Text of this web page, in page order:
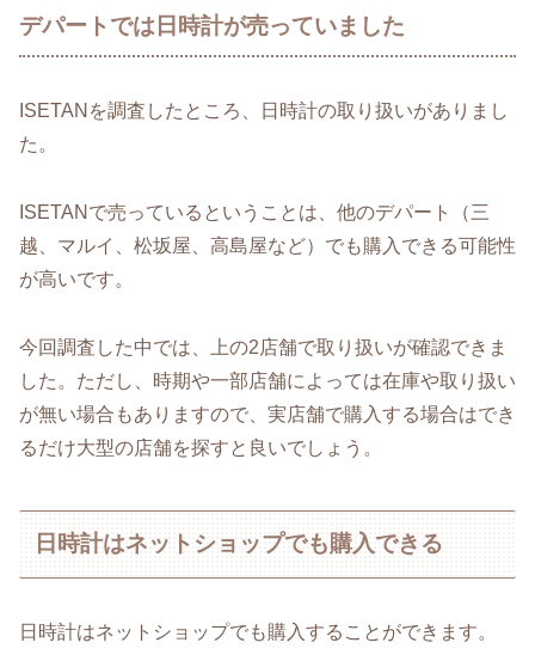
デパートでは日時計が売っていました
ISETANを調査したところ、日時計の取り扱いがありまし
た。
ISETANで売っているということは、他のデパート（三
越、マルイ、松坂屋、高島屋など）でも購入できる可能性
が高いです。
今回調査した中では、上の2店舗で取り扱いが確認できま
した。ただし、時期や一部店舗によっては在庫や取り扱い
が無い場合もありますので、実店舗で購入する場合はでき
るだけ大型の店舗を探すと良いでしょう。
日時計はネットショップでも購入できる
日時計はネットショップでも購入することができます。